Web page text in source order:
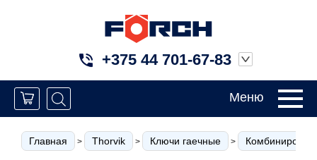
+375 44 701-67-83
Меню
Главная > Thorvik > Ключи гаечные >